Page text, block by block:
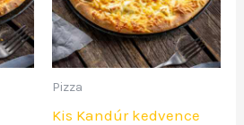
Pizza
Kis Kandúr kedvence